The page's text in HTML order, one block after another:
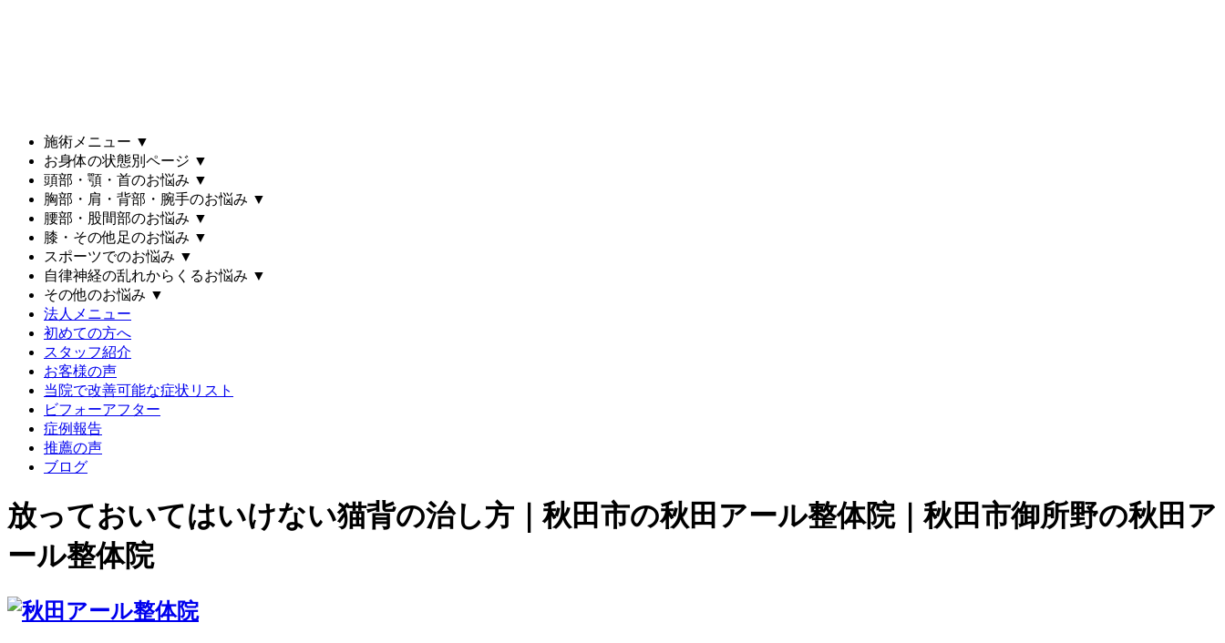
施術メニュー ▼
お身体の状態別ページ ▼
頭部・顎・首のお悩み ▼
胸部・肩・背部・腕手のお悩み ▼
腰部・股間部のお悩み ▼
膝・その他足のお悩み ▼
スポーツでのお悩み ▼
自律神経の乱れからくるお悩み ▼
その他のお悩み ▼
法人メニュー
初めての方へ
スタッフ紹介
お客様の声
当院で改善可能な症状リスト
ビフォーアフター
症例報告
推薦の声
ブログ
放っておいてはいけない猫背の治し方｜秋田市の秋田アール整体院｜秋田市御所野の秋田ア
ール整体院